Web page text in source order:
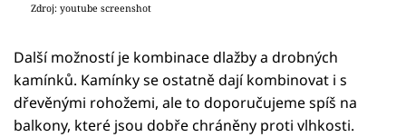
Zdroj: youtube screenshot
Další možností je kombinace dlažby a drobných
kamínků. Kamínky se ostatně dají kombinovat i s
dřevěnými rohožemi, ale to doporučujeme spíš na
balkony, které jsou dobře chráněny proti vlhkosti.